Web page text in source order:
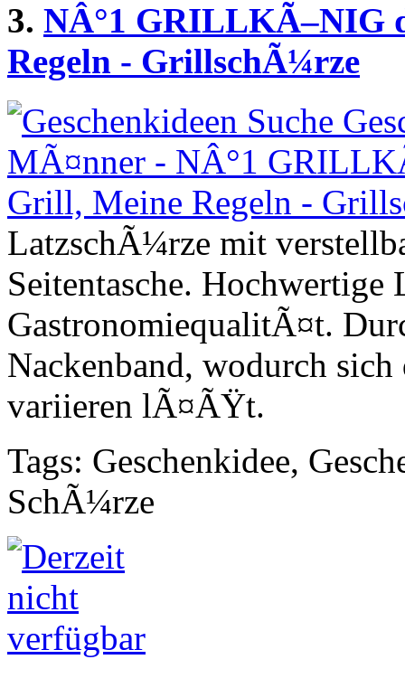
3. NÂ°1 GRILLKÃ–NIG
Regeln - GrillschÃ¼rze
LatzschÃ¼rze mit
Seitentasche.
GastronomiequalitÃ¤t.
Nackenband, wodurch
variieren lÃ¤ÃŸt.
Tags: Geschenkidee,
SchÃ¼rze